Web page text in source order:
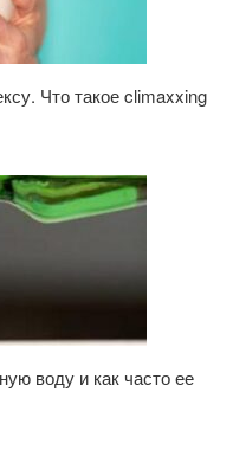
Что такое climaxxing
воду и как часто ее